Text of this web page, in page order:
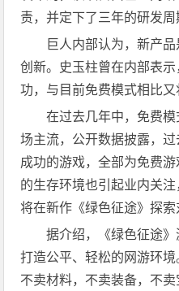
责，并定下了三年的研发周
巨人内部认为，新产
创新。史玉柱曾在内部表
功，与目前免费模式相比又
在过去几年中，免费
场主流，公开数据披露，
成功的游戏，全部为免费
的生存环境也引起业内关
将在新作《绿色征途》探索
据介绍，《绿色征途
打造公平、轻松的网游环境
不卖材料，不卖装备，不